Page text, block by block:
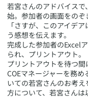
若宮さんのアドバイス
始。参加者の画面をのぞ
「さすが、このアイデ
う感想を伝えます。
完成した参加者のExcel
られ、プリントアウト。
プリントアウトを待つ
COEマネージャーを務
いての若宮さんのお考
方について、若宮さんは